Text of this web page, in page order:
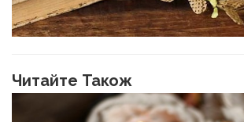
Читайте Також